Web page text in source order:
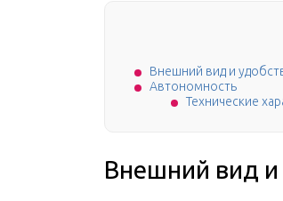
Внешний вид и
Автономность
Технические
Внешний вид и